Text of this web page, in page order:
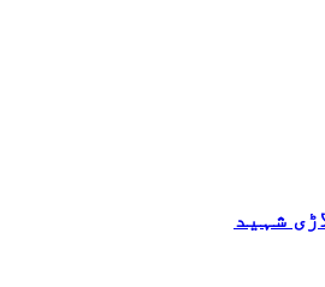
شہید